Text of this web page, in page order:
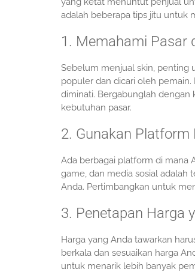
adalah beberapa tips jitu untuk
1. Memahami Pasar
Sebelum menjual skin, penting
populer dan dicari oleh
diminati. Bergabunglah
kebutuhan pasar.
2. Gunakan Platform
Ada berbagai platform di mana
game, dan media sosial adalah
Anda. Pertimbangkan untuk
3. Penetapan Harga
Harga yang Anda tawarkan
berkala dan sesuaikan harga
untuk menarik lebih banyak